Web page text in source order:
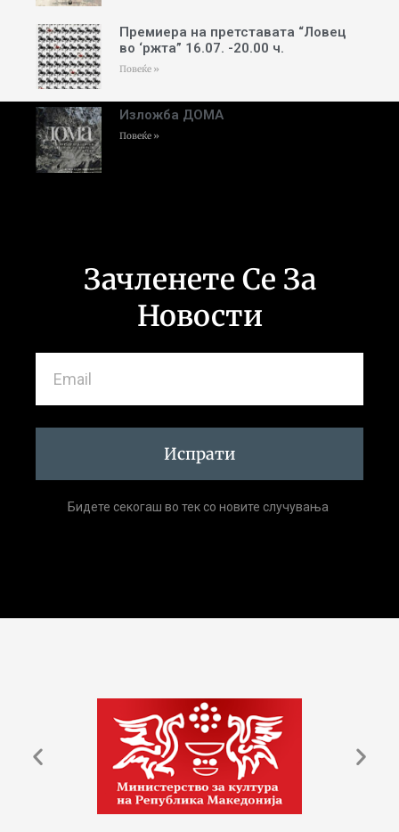
Премиера на претставата “Ловец
во ‘ржта” 16.07. -20.00 ч.
Повеќе »
Изложба ДОМА
Повеќе »
Зачленете Се За
Новости
Испрати
Бидете секогаш во тек со новите случувања